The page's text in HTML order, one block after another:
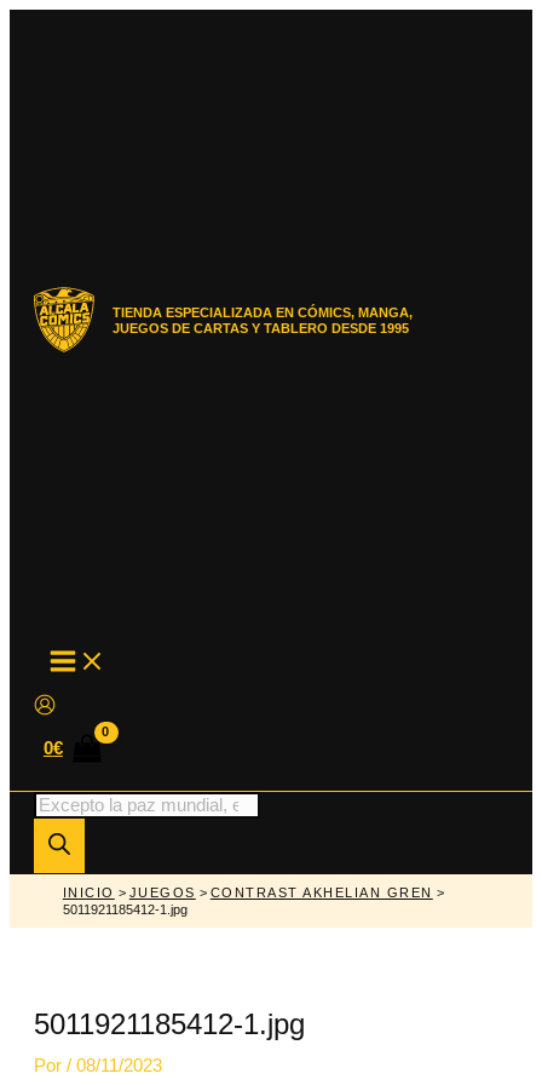
TIENDA ESPECIALIZADA EN CÓMICS, MANGA,
JUEGOS DE CARTAS Y TABLERO DESDE 1995
MAIN
MENU
0€
Búsqueda
de
productos
INICIO > JUEGOS > CONTRAST AKHELIAN GREN >
5011921185412-1.jpg
5011921185412-1.jpg
Por / 08/11/2023